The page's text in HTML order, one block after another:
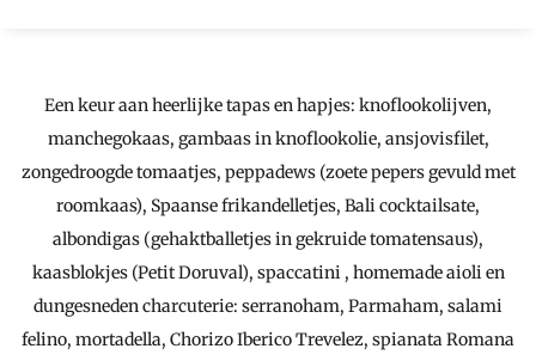
Een keur aan heerlijke tapas en hapjes: knoflookolijven,
manchegokaas, gambaas in knoflookolie, ansjovisfilet,
zongedroogde tomaatjes, peppadews (zoete pepers gevuld met
roomkaas), Spaanse frikandelletjes, Bali cocktailsate,
albondigas (gehaktballetjes in gekruide tomatensaus),
kaasblokjes (Petit Doruval), spaccatini , homemade aioli en
dungesneden charcuterie: serranoham, Parmaham, salami
felino, mortadella, Chorizo Iberico Trevelez, spianata Romana